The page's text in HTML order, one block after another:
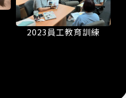
2023員工教育訓練